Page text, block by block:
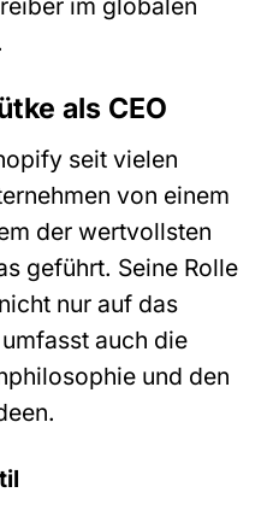
im globalen
als CEO
seit vielen
von einem
der wertvollsten
geführt. Seine Rolle
nur auf das
auch die
und den